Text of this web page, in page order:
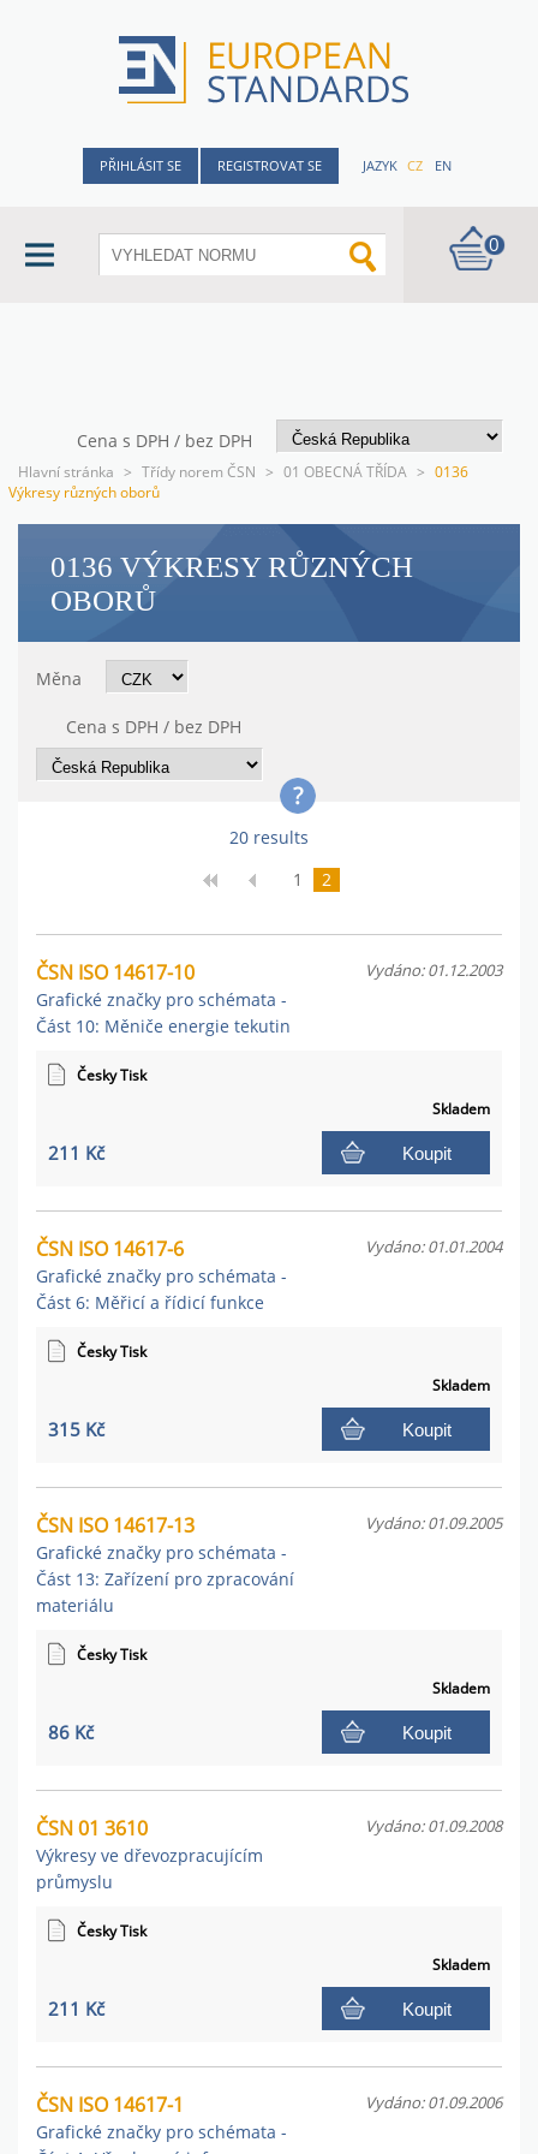
PŘIHLÁSIT SE REGISTROVAT SE JAZYK CZ EN
0
Cena s DPH / bez DPH
Hlavní stránka > Třídy norem ČSN > 01 OBECNÁ TŘÍDA > 0136
Výkresy různých oborů
0136 VÝKRESY RŮZNÝCH
OBORŮ
Měna
Cena s DPH / bez DPH
20 results
1
2
ČSN ISO 14617-10
Grafické značky pro schémata -
Část 10: Měniče energie tekutin
Vydáno: 01.12.2003
Česky Tisk
Skladem
211 Kč Koupit
ČSN ISO 14617-6
Grafické značky pro schémata -
Část 6: Měřicí a řídicí funkce
Vydáno: 01.01.2004
Česky Tisk
Skladem
315 Kč Koupit
ČSN ISO 14617-13
Grafické značky pro schémata -
Část 13: Zařízení pro zpracování
materiálu
Vydáno: 01.09.2005
Česky Tisk
Skladem
86 Kč Koupit
ČSN 01 3610
Výkresy ve dřevozpracujícím
průmyslu
Vydáno: 01.09.2008
Česky Tisk
Skladem
211 Kč Koupit
ČSN ISO 14617-1
Grafické značky pro schémata -
Vydáno: 01.09.2006